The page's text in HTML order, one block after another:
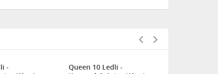
-
Queen 10 Ledli -